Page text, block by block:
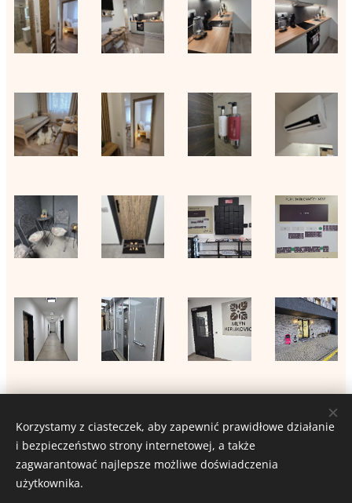
APARTMÁN MLÝN
Ciasteczka
Korzystamy z ciasteczek, aby zapewnić prawidłowe działanie
i bezpieczeństwo strony internetowej, a także
zagwarantować najlepsze możliwe doświadczenia
użytkownika.